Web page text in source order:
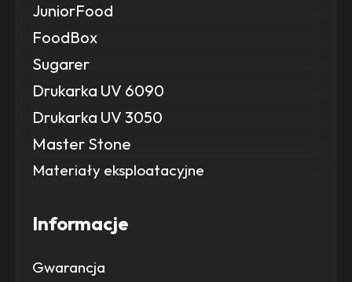
JuniorFood
FoodBox
Sugarer
Drukarka UV 6090
Drukarka UV 3050
Master Stone
Materiały eksploatacyjne
Informacje
Gwarancja